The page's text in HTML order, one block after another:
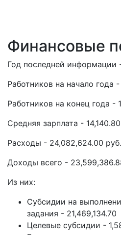
Финансовые
Год последней информации
Работников на начало года -
Работников на конец года -
Средняя зарплата -
Расходы - 24,082,624.00 руб.
Доходы всего -
Из них:
Субсидии на
задания - 21,469,134.70
Целевые субсидии -